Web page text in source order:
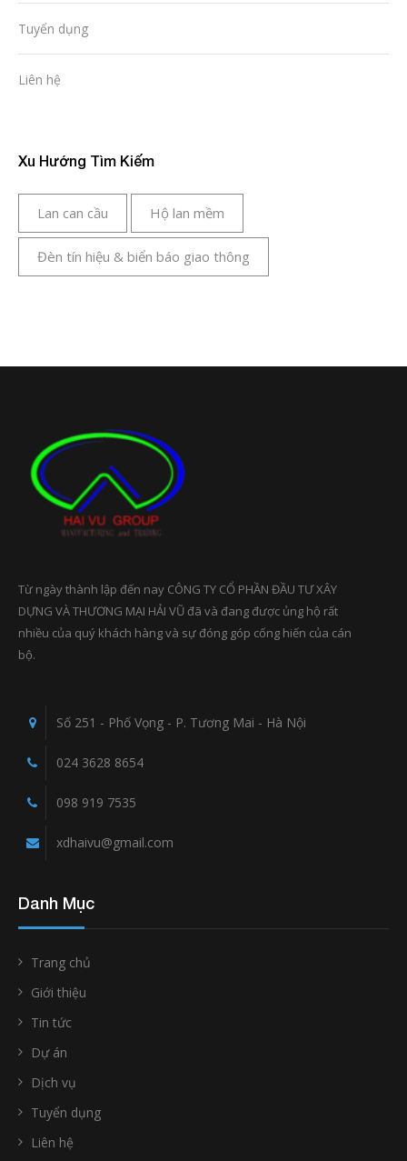
Tuyển dụng
Liên hệ
Xu Hướng Tìm Kiếm
Lan can cầu Hộ lan mềm
Đèn tín hiệu & biển báo giao thông
Từ ngày thành lập đến nay CÔNG TY CỔ PHẦN ĐẦU TƯ XÂY
DỰNG VÀ THƯƠNG MẠI HẢI VŨ đã và đang được ủng hộ rất
nhiều của quý khách hàng và sự đóng góp cống hiến của cán
bộ.
Số 251 - Phố Vọng - P. Tương Mai - Hà Nội
024 3628 8654
098 919 7535
xdhaivu@gmail.com
Danh Mục
Trang chủ
Giới thiệu
Tin tức
Dự án
Dịch vụ
Tuyển dụng
Liên hệ